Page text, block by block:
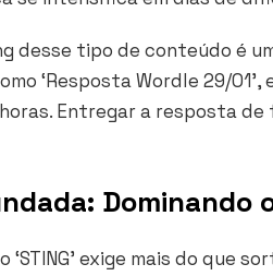
desse tipo de conteúdo é
‘Resposta Wordle 29/
Entregar a resposta
Dominando
‘STING’ exige mais do que